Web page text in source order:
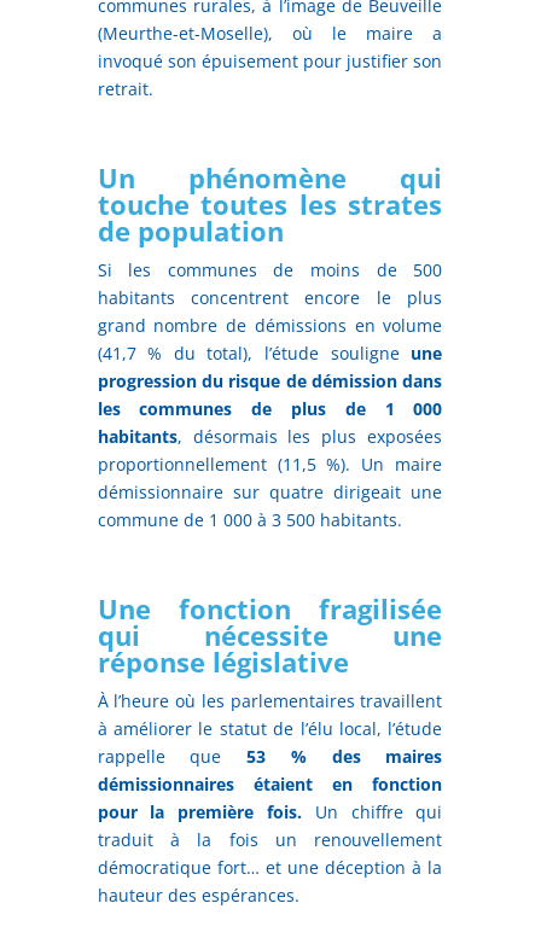
communes rurales, à l’image de Beuveille
(Meurthe-et-Moselle), où le maire a
invoqué son épuisement pour justifier son
retrait.
Un phénomène qui
touche toutes les strates
de population
Si les communes de moins de 500
habitants concentrent encore le plus
grand nombre de démissions en volume
(41,7 % du total), l’étude souligne une
progression du risque de démission dans
les communes de plus de 1 000
habitants, désormais les plus exposées
proportionnellement (11,5 %). Un maire
démissionnaire sur quatre dirigeait une
commune de 1 000 à 3 500 habitants.
Une fonction fragilisée
qui nécessite une
réponse législative
À l’heure où les parlementaires travaillent
à améliorer le statut de l’élu local, l’étude
rappelle que53 % des maires
démissionnaires étaient en fonction
pour la première fois.Un chiffre qui
traduit à la fois un renouvellement
démocratique fort… et une déception à la
hauteur des espérances.